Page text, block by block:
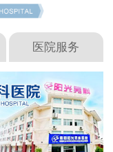
医院服务